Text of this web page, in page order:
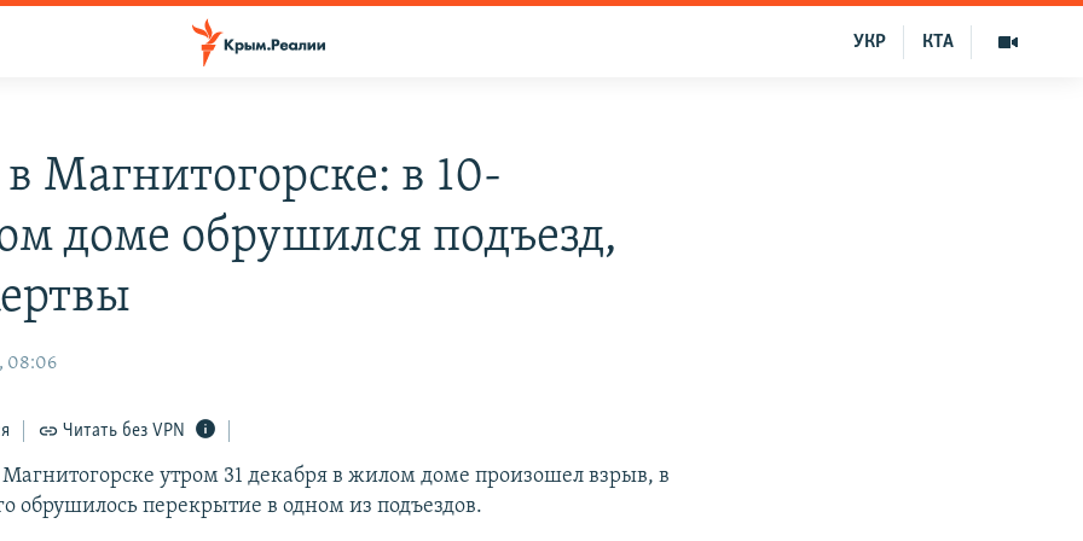
КТА
УКР
Магнитогорске: в 10-
доме обрушился подъезд,
08:06
Читать без VPN
утром 31 декабря в жилом доме произошел взрыв, в
обрушилось перекрытие в одном из подъездов.